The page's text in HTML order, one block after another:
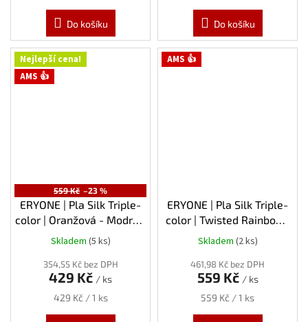
Do košíku Do košíku
Nejlepší cena!
AMS 👍
559 Kč –23 %
ERYONE | Pla Silk Triple-
color | Oranžová - Modrá -
Zelená | 1.75mm | 1kg
Průměrné
produktu
Skladem (5 ks)
354,55 Kč bez DPH
429 Kč / ks
Měrná
429 Kč / 1 ks
AMS 👍
ERYONE | Pla Silk Triple-
color | Twisted Rainbow-
Fantasy - Červená-Zlatá-
Modrá | 1.75mm | 1kg
Skladem (2 ks)
461,98 Kč bez DPH
559 Kč / ks
Měrná
559 Kč / 1 ks